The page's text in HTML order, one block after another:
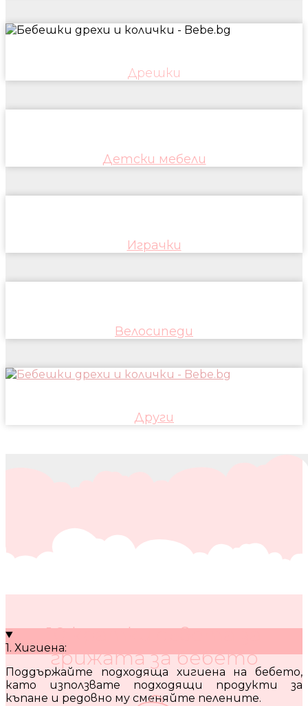
Дрешки
Детски мебели
Играчки
Велосипеди
Други
10 кратки съвета за
грижата за бебето
1. Хигиена:
Поддържайте подходяща хигиена на бебето,
като използвате подходящи продукти за
къпане и редовно му сменяйте пелените.